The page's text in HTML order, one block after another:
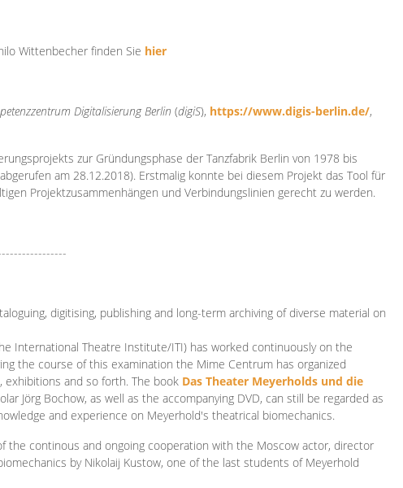
Wittenbecher finden Sie hier
DigitalisierungBerlin (digiS), https://www.digis-berlin.de/,
zur Gründungsphase der Tanzfabrik Berlin von 1978 bis
am 28.12.2018). Erstmalig konnte bei diesem Projekt das Tool für
Projektzusammenhängen und Verbindungslinien gerecht zu werden.
digitising, publishing and long-term archiving of diverse material on
International Theatre Institute/ITI) has worked continuously on the
the course of this examination the Mime Centrum has organized
and so forth. The book Das Theater Meyerholds und die
Jörg Bochow, as well as the accompanying DVD, can still be regarded as
and experience on Meyerhold's theatrical biomechanics.
continous and ongoing cooperation with the Moscow actor, director
by Nikolaij Kustow, one of the last students of Meyerhold